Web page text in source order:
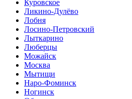
Куровское
Ликино-Дулёво
Лобня
Лосино-Петровский
Лыткарино
Люберцы
Можайск
Москва
Мытищи
Наро-Фоминск
Ногинск